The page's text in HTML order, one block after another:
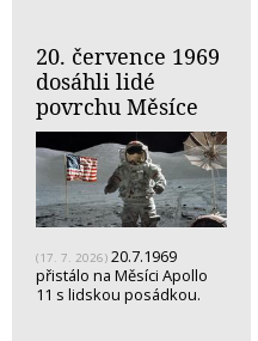
20. července 1969
dosáhli lidé
povrchu Měsíce
(17. 7. 2026) 20.7.1969
přistálo na Měsíci Apollo
11 s lidskou posádkou.